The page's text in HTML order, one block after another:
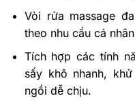
Vòi rửa massage
theo nhu cầu cá
Tích hợp các tính
sấy khô nhanh,
ngồi dễ chịu.